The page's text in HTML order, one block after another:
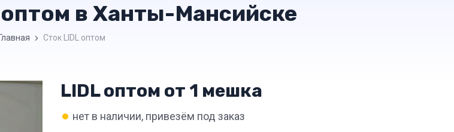
оптом в Ханты-Мансийске
Главная Сток LIDL оптом
LIDL оптом от 1 мешка
• нет в наличии, привезём под заказ